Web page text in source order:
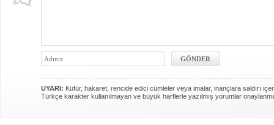
UYARI: Küfür, hakaret, rencide edici cümleler veya imalar, inançlara saldırı
Türkçe karakter kullanılmayan ve büyük harflerle yazılmış yorumlar